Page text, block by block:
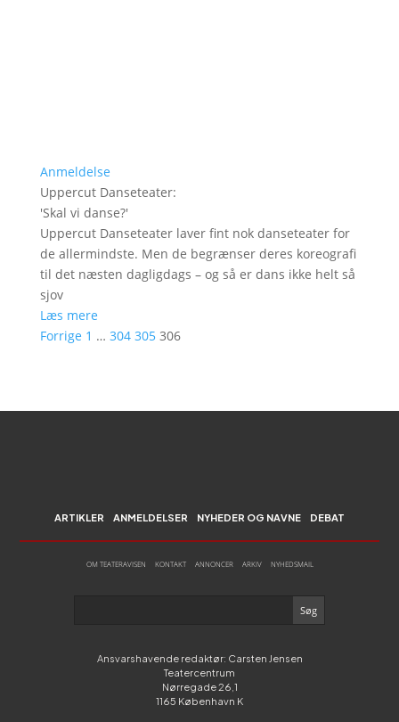
Anmeldelse
Uppercut Danseteater:
'Skal vi danse?'
Uppercut Danseteater laver fint nok danseteater for
de allermindste. Men de begrænser deres koreografi
til det næsten dagligdags – og så er dans ikke helt så
sjov
Læs mere
Forrige 1 … 304 305 306
ARTIKLER ANMELDELSER NYHEDER OG NAVNE DEBAT
OM TEATERAVISEN KONTAKT ANNONCER ARKIV NYHEDSMAIL
Ansvarshavende redaktør: Carsten Jensen
Teatercentrum
Nørregade 26,1
1165 København K